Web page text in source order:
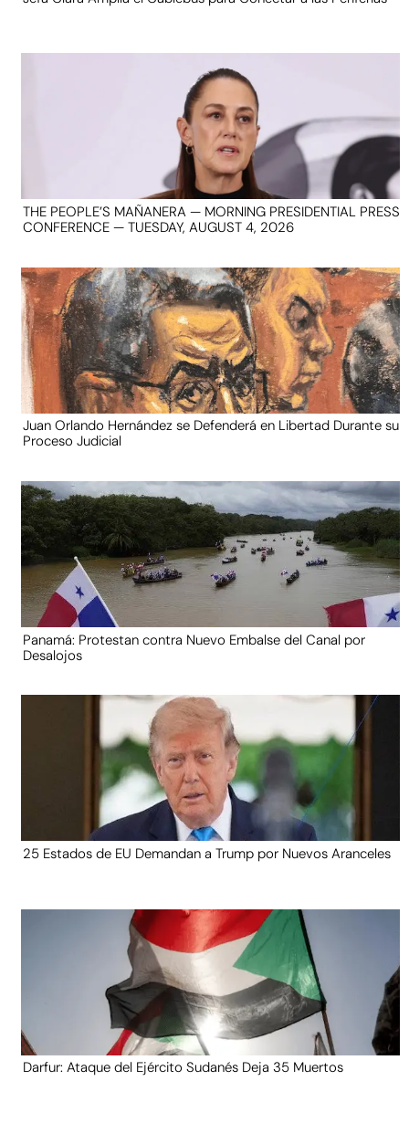
THE PEOPLE’S MAÑANERA — MORNING PRESIDENTIAL PRESS
CONFERENCE — TUESDAY, AUGUST 4, 2026
Juan Orlando Hernández se Defenderá en Libertad Durante su
Proceso Judicial
Panamá: Protestan contra Nuevo Embalse del Canal por
Desalojos
25 Estados de EU Demandan a Trump por Nuevos Aranceles
Darfur: Ataque del Ejército Sudanés Deja 35 Muertos